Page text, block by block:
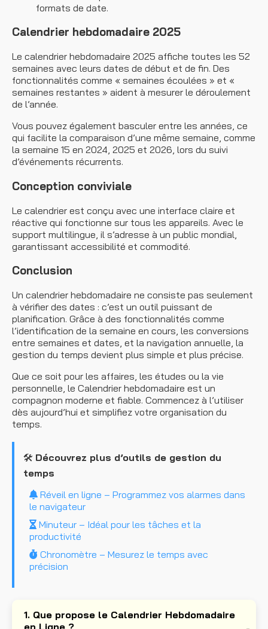
formats de date.
Calendrier hebdomadaire 2025
Le calendrier hebdomadaire 2025 affiche toutes les 52
semaines avec leurs dates de début et de fin. Des
fonctionnalités comme « semaines écoulées » et «
semaines restantes » aident à mesurer le déroulement
de l’année.
Vous pouvez également basculer entre les années, ce
qui facilite la comparaison d’une même semaine, comme
la semaine 15 en 2024, 2025 et 2026, lors du suivi
d’événements récurrents.
Conception conviviale
Le calendrier est conçu avec une interface claire et
réactive qui fonctionne sur tous les appareils. Avec le
support multilingue, il s’adresse à un public mondial,
garantissant accessibilité et commodité.
Conclusion
Un calendrier hebdomadaire ne consiste pas seulement
à vérifier des dates : c’est un outil puissant de
planification. Grâce à des fonctionnalités comme
l’identification de la semaine en cours, les conversions
entre semaines et dates, et la navigation annuelle, la
gestion du temps devient plus simple et plus précise.
Que ce soit pour les affaires, les études ou la vie
personnelle, le Calendrier hebdomadaire est un
compagnon moderne et fiable. Commencez à l’utiliser
dès aujourd’hui et simplifiez votre organisation du
temps.
🛠️ Découvrez plus d’outils de gestion du
temps
Réveil en ligne – Programmez vos alarmes dans
le navigateur
Minuteur – Idéal pour les tâches et la
productivité
Chronomètre – Mesurez le temps avec
précision
1. Que propose le Calendrier Hebdomadaire
en Ligne ?